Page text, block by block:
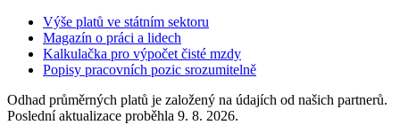
Výše platů ve státním sektoru
Magazín o práci a lidech
Kalkulačka pro výpočet čisté mzdy
Popisy pracovních pozic srozumitelně
Odhad průměrných platů je založený na údajích od našich partnerů.
Poslední aktualizace proběhla 9. 8. 2026.